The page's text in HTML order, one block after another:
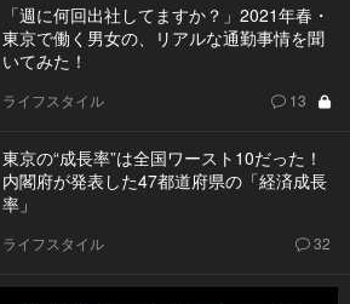
「週に何回出社してますか？」2021年春・
東京で働く男女の、リアルな通勤事情を聞
いてみた！
ライフスタイル 13
東京の“成長率”は全国ワースト10だった！
内閣府が発表した47都道府県の「経済成長
率」
ライフスタイル 32